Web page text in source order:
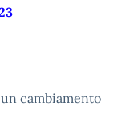
cambiamento